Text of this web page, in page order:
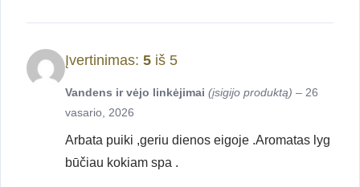
Įvertinimas: 5 iš 5
Vandens ir vėjo linkėjimai (įsigijo produktą) – 26
vasario, 2026
Arbata puiki ,geriu dienos eigoje .Aromatas lyg
būčiau kokiam spa .